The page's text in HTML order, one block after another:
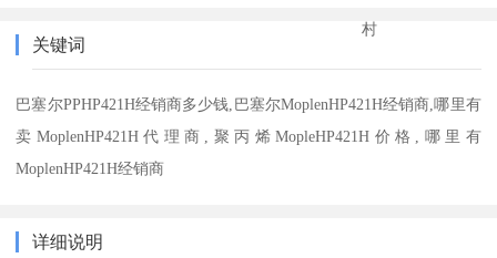
村
关键词
巴塞尔PPHP421H经销商多少钱,巴塞尔MoplenHP421H经销商,哪里有
卖MoplenHP421H代理商,聚丙烯MopleHP421H价格,哪里有
MoplenHP421H经销商
详细说明